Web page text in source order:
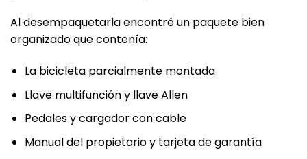
Al desempaquetarla encontré un paquete bien
organizado que contenía:
La bicicleta parcialmente montada
Llave multifunción y llave Allen
Pedales y cargador con cable
Manual del propietario y tarjeta de garantía